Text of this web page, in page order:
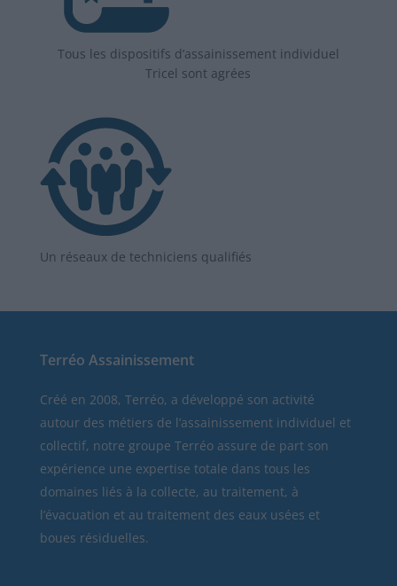
Tous les dispositifs d’assainissement individuel
Tricel sont agrées
Un réseaux de techniciens qualifiés
Terréo Assainissement
Créé en 2008, Terréo, a développé son activité
autour des métiers de l’assainissement individuel et
collectif, notre groupe Terréo assure de part son
expérience une expertise totale dans tous les
domaines liés à la collecte, au traitement, à
l’évacuation et au traitement des eaux usées et
boues résiduelles.